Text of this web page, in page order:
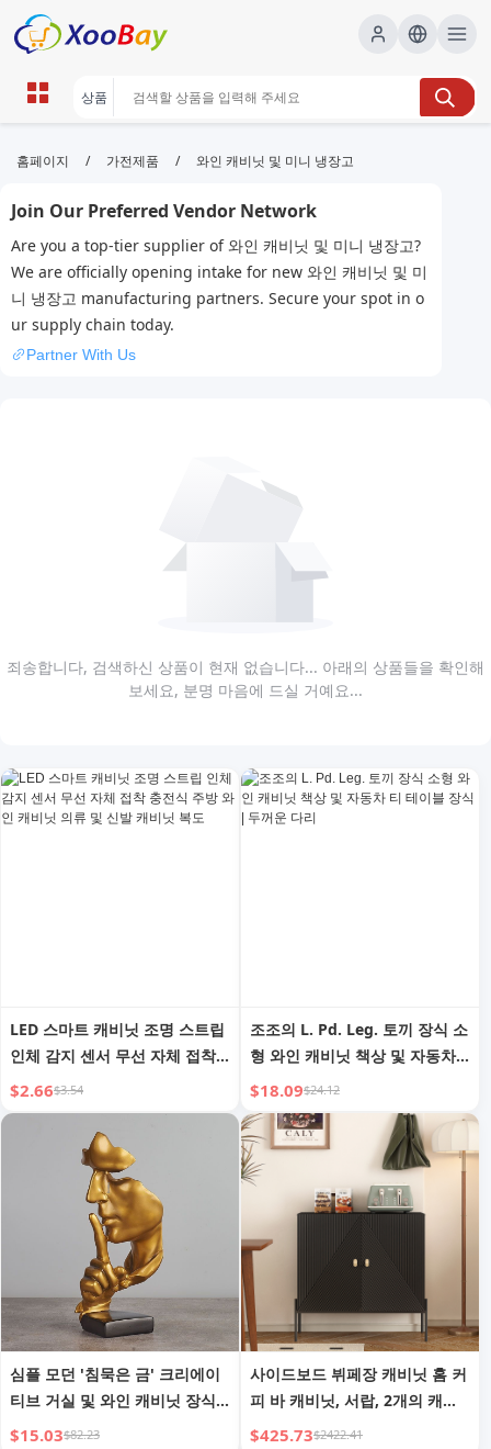
와인 캐비닛 및 미니 냉장고 | XOOBAY
와인 보관, 와인 캐비닛, 소형 냉장고, wholesale 와인
캐비닛 및 미니 냉장고, XOOBAY
와인 캐비닛과 미니 냉장고의 보관 팁
홈페이지 / 가전제품 / 와인 캐비닛 및 미니 냉장고
Join Our Preferred Vendor Network
Are you a top-tier supplier of 와인 캐비닛 및 미니 냉장고?
We are officially opening intake for new 와인 캐비닛 및 미
니 냉장고 manufacturing partners. Secure your spot in o
ur supply chain today.
Partner With Us
죄송합니다, 검색하신 상품이 현재 없습니다... 아래의 상품들을 확인해
보세요, 분명 마음에 드실 거예요...
LED 스마트 캐비닛 조명 스트립
인체 감지 센서 무선 자체 접착
충전식 주방 와인 캐비닛 의류
및 신발 캐비닛 복도
$2.66$3.54
조조의 L. Pd. Leg. 토끼 장식 소
형 와인 캐비닛 책상 및 자동차
티 테이블 장식 | 두꺼운 다리
$18.09$24.12
심플 모던 '침묵은 금' 크리에이
티브 거실 및 와인 캐비닛 장식
소품
$15.03$82.23
사이드보드 뷔페장 캐비닛 홈 커
피 바 캐비닛, 서랍, 2개의 캐비
닛 및 6병 와인 랙 포함, 거실 또
$425.73$2422.41